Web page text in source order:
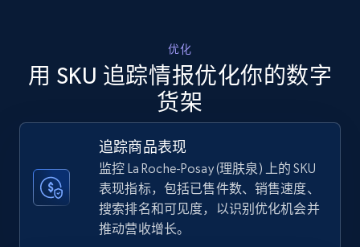
875+
Walmart - products - Discover products by
using sku numbers
URL, Final price, Sku, Currency, Gtin,
优化
用 SKU 追踪情报优化你的数字
货架
追踪商品表现
监控 La Roche-Posay (理肤泉) 上的 SKU
表现指标，包括已售件数、销售速度、
搜索排名和可见度，以识别优化机会并
推动营收增长。